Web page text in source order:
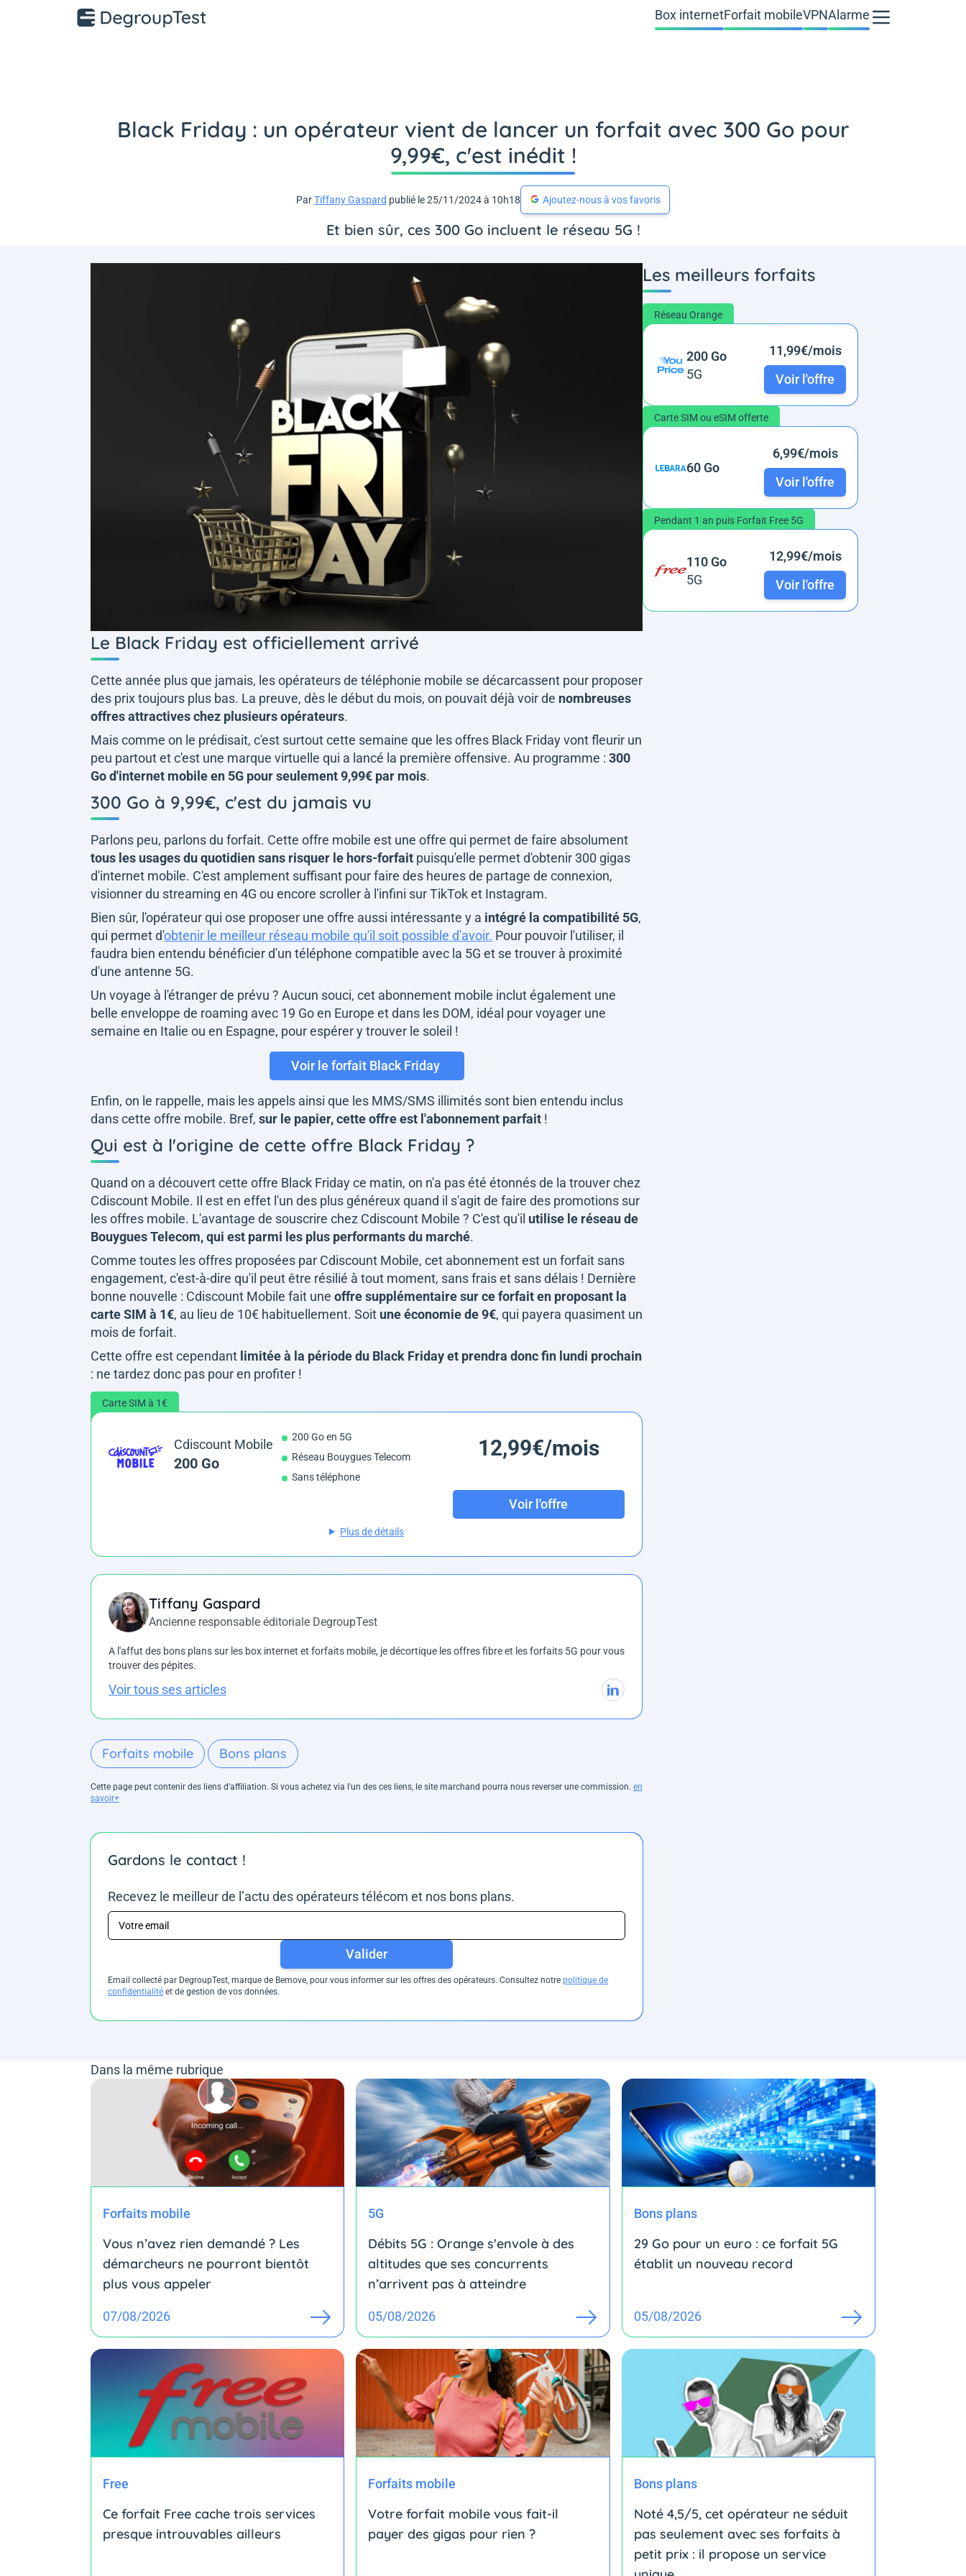
Box internetForfait mobileVPNAlarme
Black Friday : un opérateur vient de lancer un forfait avec 300 Go pour
9,99€, c'est inédit !
ParTiffany Gaspard publié le 25/11/2024 à 10h18 Ajoutez-nous à vos favoris
Et bien sûr, ces 300 Go incluent le réseau 5G !
Le Black Friday est officiellement arrivé
Cette année plus que jamais, les opérateurs de téléphonie mobile se décarcassent pour proposer
des prix toujours plus bas. La preuve, dès le début du mois, on pouvait déjà voir de nombreuses
offres attractives chez plusieurs opérateurs.
Mais comme on le prédisait, c'est surtout cette semaine que les offres Black Friday vont fleurir un
peu partout et c'est une marque virtuelle qui a lancé la première offensive. Au programme : 300
Go d'internet mobile en 5G pour seulement 9,99€ par mois.
300 Go à 9,99€, c'est du jamais vu
Parlons peu, parlons du forfait. Cette offre mobile est une offre qui permet de faire absolument
tous les usages du quotidien sans risquer le hors-forfait puisqu'elle permet d'obtenir 300 gigas
d'internet mobile. C'est amplement suffisant pour faire des heures de partage de connexion,
visionner du streaming en 4G ou encore scroller à l'infini sur TikTok et Instagram.
Bien sûr, l'opérateur qui ose proposer une offre aussi intéressante y a intégré la compatibilité 5G,
qui permet d'obtenir le meilleur réseau mobile qu'il soit possible d'avoir. Pour pouvoir l'utiliser, il
faudra bien entendu bénéficier d'un téléphone compatible avec la 5G et se trouver à proximité
d'une antenne 5G.
Un voyage à l'étranger de prévu ? Aucun souci, cet abonnement mobile inclut également une
belle enveloppe de roaming avec 19 Go en Europe et dans les DOM, idéal pour voyager une
semaine en Italie ou en Espagne, pour espérer y trouver le soleil !
Voir le forfait Black Friday
Enfin, on le rappelle, mais les appels ainsi que les MMS/SMS illimités sont bien entendu inclus
dans cette offre mobile. Bref, sur le papier, cette offre est l'abonnement parfait !
Qui est à l'origine de cette offre Black Friday ?
Quand on a découvert cette offre Black Friday ce matin, on n'a pas été étonnés de la trouver chez
Cdiscount Mobile. Il est en effet l'un des plus généreux quand il s'agit de faire des promotions sur
les offres mobile. L'avantage de souscrire chez Cdiscount Mobile ? C'est qu'il utilise le réseau de
Bouygues Telecom, qui est parmi les plus performants du marché.
Comme toutes les offres proposées par Cdiscount Mobile, cet abonnement est un forfait sans
engagement, c'est-à-dire qu'il peut être résilié à tout moment, sans frais et sans délais ! Dernière
bonne nouvelle : Cdiscount Mobile fait une offre supplémentaire sur ce forfait en proposant la
carte SIM à 1€, au lieu de 10€ habituellement. Soit une économie de 9€, qui payera quasiment un
mois de forfait.
Cette offre est cependant limitée à la période du Black Friday et prendra donc fin lundi prochain
: ne tardez donc pas pour en profiter !
Carte SIM à 1€
Cdiscount Mobile
200 Go
200 Go en 5G
Réseau Bouygues Telecom
Sans téléphone
12,99€/mois
Voir l'offre
Plus de détails
Tiffany Gaspard
Ancienne responsable éditoriale DegroupTest
A l'affut des bons plans sur les box internet et forfaits mobile, je décortique les offres fibre et les forfaits 5G pour vous
trouver des pépites.
Voir tous ses articles
Forfaits mobile Bons plans
Cette page peut contenir des liens d’affiliation. Si vous achetez via l'un des ces liens, le site marchand pourra nous reverser une commission. en
savoir+
Gardons le contact !
Recevez le meilleur de l’actu des opérateurs télécom et nos bons plans.
Valider
Email collecté par DegroupTest, marque de Bemove, pour vous informer sur les offres des opérateurs. Consultez notre politique de
confidentialité et de gestion de vos données.
Les meilleurs forfaits
Réseau Orange
200 Go
5G
11,99€/mois
Voir l'offre
Carte SIM ou eSIM offerte
60 Go
6,99€/mois
Voir l'offre
Pendant 1 an puis Forfait Free 5G
110 Go
5G
12,99€/mois
Voir l'offre
Dans la même rubrique
Forfaits mobile
Vous n’avez rien demandé ? Les
démarcheurs ne pourront bientôt
plus vous appeler
07/08/2026
5G
Débits 5G : Orange s'envole à des
altitudes que ses concurrents
n’arrivent pas à atteindre
05/08/2026
Bons plans
29 Go pour un euro : ce forfait 5G
établit un nouveau record
05/08/2026
Free
Ce forfait Free cache trois services
presque introuvables ailleurs
Forfaits mobile
Votre forfait mobile vous fait-il
payer des gigas pour rien ?
Bons plans
Noté 4,5/5, cet opérateur ne séduit
pas seulement avec ses forfaits à
petit prix : il propose un service